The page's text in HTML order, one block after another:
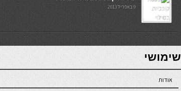
9 באפריל 2013
7slots
seriöse online casinos österreich
שימושי
אודות